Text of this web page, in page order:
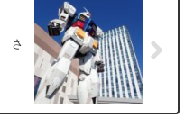
さ